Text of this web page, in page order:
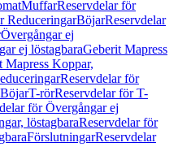
MuffarReservdelar för
ReduceringarBöjarReservdelar
Övergångar ej
ej löstagbaraGeberit Mapress
Mapress Koppar,
Reservdelar för
T-rörReservdelar för T-
för Övergångar ej
löstagbaraReservdelar för
FörslutningarReservdelar